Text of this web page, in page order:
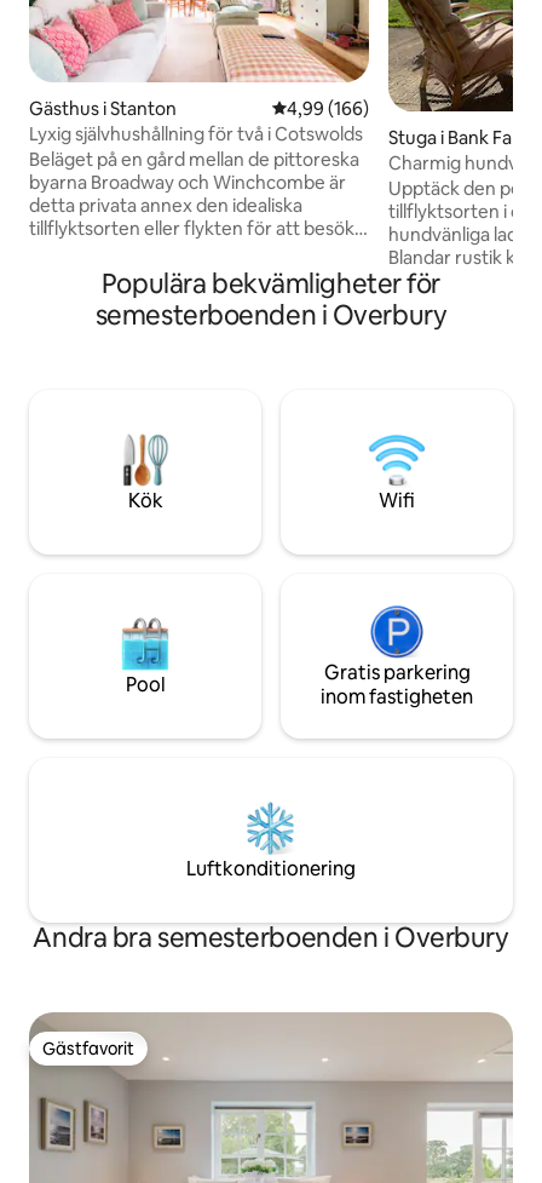
Gästhus i Stanton 4,99 av 5 i genomsnittligt
4,99 (166)
Lyxig självhushållning för två i Cotswolds
Beläget på en gård mellan de pittoreska
byarna Broadway och Winchcombe är
detta privata annex den idealiska
tillflyktsorten eller flykten för att besöka
innehåller den öppna bottenvåningen
ett litet fullt utrustat kök och bekväm
sittgrupp med stor vedbrännare. Det
täcke, kuddar mjuka handdukar och
massor av garderobsutrymme.
Stuga i Bank Farm
Charmig
Upptäck den
tillflyktsorten i
hundvänliga lada
Blandar rustik
bekvämlighet
livsstilsmöjlighet
utrymme,
expansivt
springa fritt eller
av landsbygden
Populära bekvämligheter för
semesterboenden i Overbury
Kök Wifi
Pool
Gratis parkering
inom fastigheten
Luftkonditionering
Andra bra semesterboenden i Overbury
Gästfavorit
Gästfavorit